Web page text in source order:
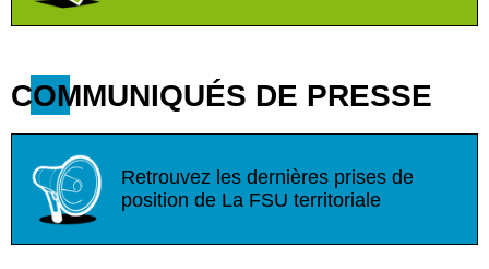
COMMUNIQUÉS DE PRESSE
Retrouvez les dernières prises de
position de La FSU territoriale